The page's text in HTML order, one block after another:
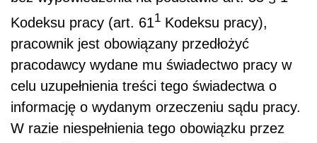
Kodeksu pracy (art. 611 Kodeksu pracy),
pracownik jest obowiązany przedłożyć
pracodawcy wydane mu świadectwo pracy w
celu uzupełnienia treści tego świadectwa o
informację o wydanym orzeczeniu sądu pracy.
W razie niespełnienia tego obowiązku przez